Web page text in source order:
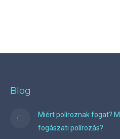
Blog
Miért políroznak fogat?
fogászati polírozás?